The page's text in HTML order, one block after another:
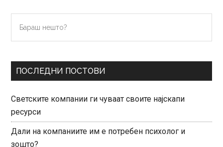
Primary
Sidebar
нешто?
ПОСЛЕДНИ ПОСТОВИ
Светските компании ги чуваат своите најскапи
ресурси
Дали на компаниите им е потребен психолог и
зошто?